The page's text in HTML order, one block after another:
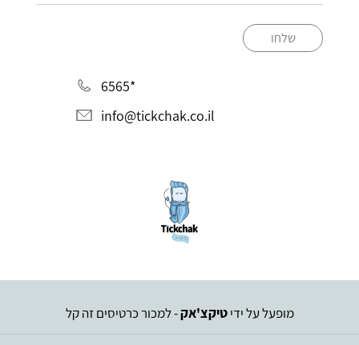
שלחו
*6565
info@tickchak.co.il
מופעל על ידיטיקצ'אק- למכור כרטיסים זה קל